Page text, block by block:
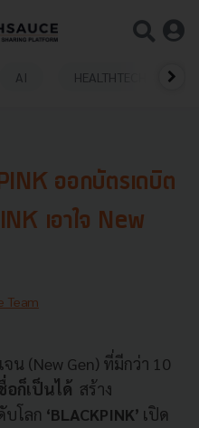
AI HEALTHTECH
ออกบัตรเดบิต
เอาใจ New
Team
จน (New Gen) ที่มีกว่า 10
อก็เป็นได้ สร้าง
บโลก ‘BLACKPINK’ เปิด